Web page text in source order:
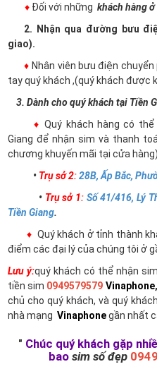
♦ Đối với những khách hàng
2. Nhận qua đường bưu
giao).
♦ Nhân viên bưu điện
tay quý khách ,(quý khách được
3. Dành cho quý khách tại Tiền
♦ Quý khách hàng có
Giang để nhận sim và thanh
chương khuyến mãi tại cửa hàng)
• Trụ sở 2:28B, Ấp Bắc,
• Trụ sở 1: Số 41/416, Lý
Tiền Giang.
♦ Quý khách ở tỉnh thành
điểm các đại lý của chúng tôi ở
Lưu ý:quý khách có thể nhận
tiền sim 0949579579 Vinaphone,
chủ cho quý khách, và quý
nhà mạng Vinaphonegần nhất
" Chúc quý khách gặp
bao sim số đẹp